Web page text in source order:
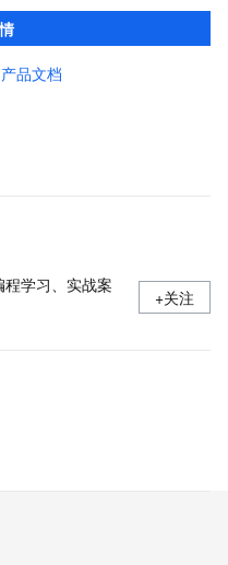
管理等功能共同构成
产品文档
学习、实战案
+关注